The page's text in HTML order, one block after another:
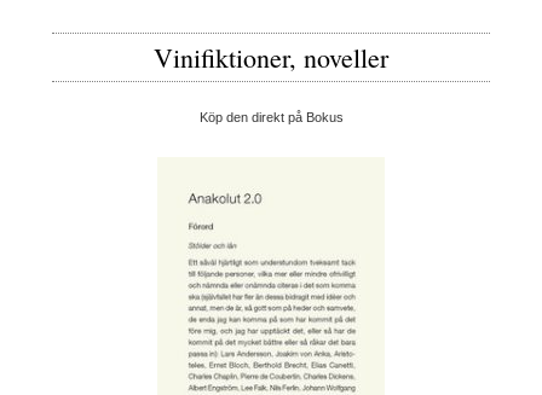
Vinifiktioner, noveller
Köp den direkt på Bokus